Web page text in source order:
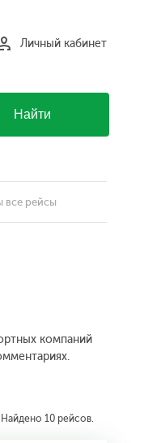
Личный кабинет
Найти
все рейсы
компаний
Найдено 10 рейсов.